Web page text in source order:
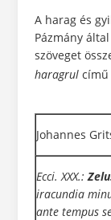
A harag és
Pázmány
szöveget
haragrulcímű
Johannes
Ecci. XXX.:
iracundia
ante tempus